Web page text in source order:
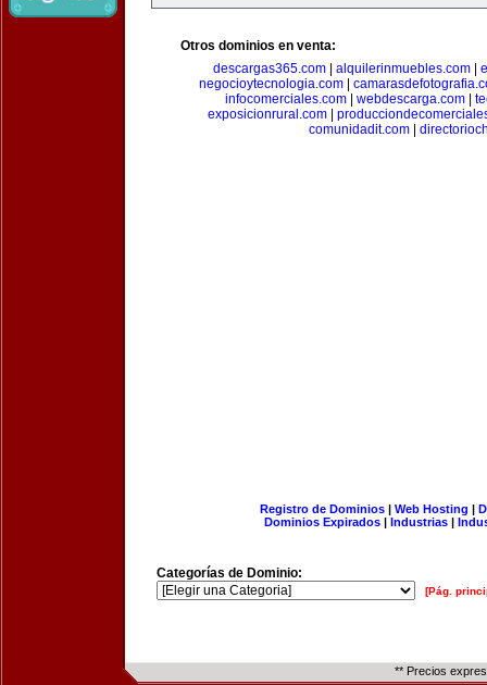
Otros dominios en venta:
descargas365.com| alquilerinmuebles.com|
negocioytecnologia.com
infocomerciales.com| webdescarga.com|
exposicionrural.com
comunidadit.com|
Registro de Dominios| Web Hosting |
Dominios Expirados | Industrias |
Categorías de Dominio:
[Pág.
** Precios